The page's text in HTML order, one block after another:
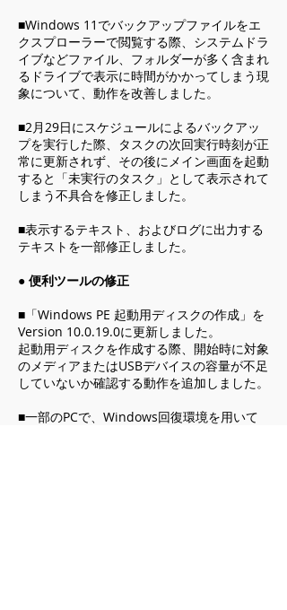
■Windows 11でバックアップファイルをエ
クスプローラーで閲覧する際、システムドラ
イブなどファイル、フォルダーが多く含まれ
るドライブで表示に時間がかかってしまう現
象について、動作を改善しました。
■2月29日にスケジュールによるバックアッ
プを実行した際、タスクの次回実行時刻が正
常に更新されず、その後にメイン画面を起動
すると「未実行のタスク」として表示されて
しまう不具合を修正しました。
■表示するテキスト、およびログに出力する
テキストを一部修正しました。
● 便利ツールの修正
■「Windows PE 起動用ディスクの作成」を
Version 10.0.19.0に更新しました。
起動用ディスクを作成する際、開始時に対象
のメディアまたはUSBデバイスの容量が不足
していないか確認する動作を追加しました。
■一部のPCで、Windows回復環境を用いて